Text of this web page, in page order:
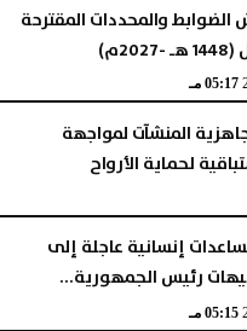
الضوابط والمحددات المقترحة
05:17 مـ
جاهزية المنشآت لمواجهة
لحماية الأرواح
إنسانية عاجلة إلى
رئيس الجمهورية...
05:15 مـ